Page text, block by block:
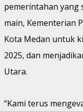
pemerintahan yang
main, Kementerian
Kota Medan untuk
2025, dan
Utara.
“Kami terus